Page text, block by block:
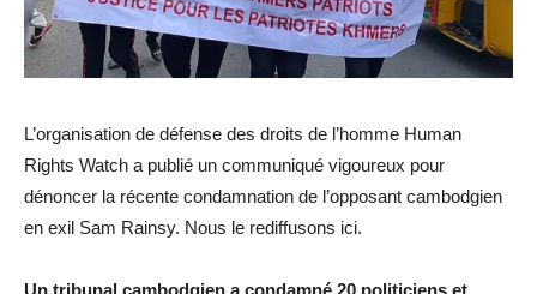
L’organisation de défense des droits de l’homme Human
Rights Watch a publié un communiqué vigoureux pour
dénoncer la récente condamnation de l’opposant cambodgien
en exil Sam Rainsy. Nous le rediffusons ici.
Un tribunal cambodgien a condamné 20 politiciens et